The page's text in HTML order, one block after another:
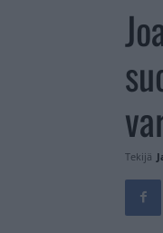
Tekijä